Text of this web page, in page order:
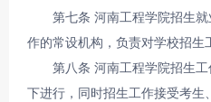
第七条 河南工程学院招生
作的常设机构，负责对学校招生
第八条 河南工程学院招生
下进行，同时招生工作接受考生